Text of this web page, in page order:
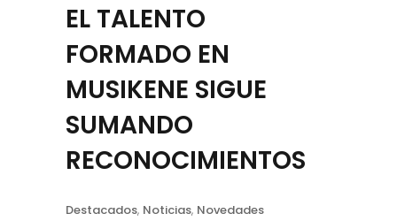
EL TALENTO
FORMADO EN
MUSIKENE SIGUE
SUMANDO
RECONOCIMIENTOS
Destacados, Noticias, Novedades